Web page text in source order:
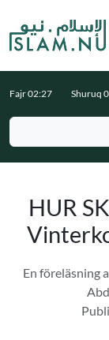
Fajr 02:27 Shuruq
HUR
En föreläsning